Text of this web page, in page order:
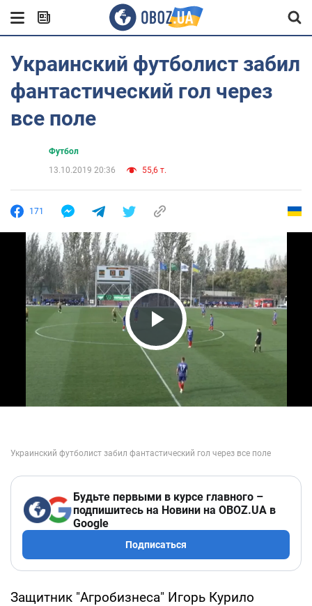
Украинский футболист забил
фантастический гол через
все поле
Футбол
13.10.2019 20:36
55,6 т.
171
Play Video
Будьте первыми в курсе главного –
подпишитесь на Новини на OBOZ.UA в
Google
Подписаться
Защитник "Агробизнеса" Игорь Курило